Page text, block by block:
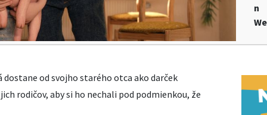
n
od svojho starého otca ako darček
rodičov, aby si ho nechali pod podmienkou, že